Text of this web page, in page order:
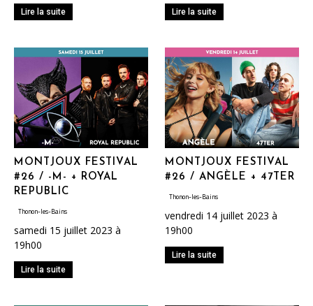
Lire la suite Lire la suite
MONTJOUX FESTIVAL
#26 / -M- + ROYAL
REPUBLIC
Thonon-les-Bains
samedi 15 juillet 2023 à
19h00
Lire la suite
MONTJOUX FESTIVAL
#26 / ANGÈLE + 47TER
Thonon-les-Bains
vendredi 14 juillet 2023 à
19h00
Lire la suite